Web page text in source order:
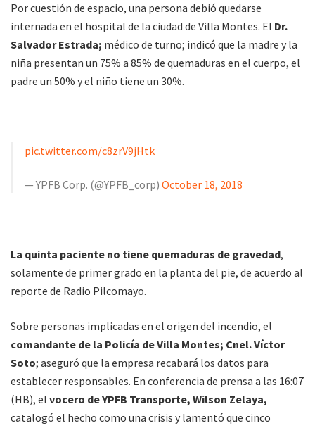
Por cuestión de espacio, una persona debió quedarse
internada en el hospital de la ciudad de Villa Montes. El Dr.
Salvador Estrada; médico de turno; indicó que la madre y la
niña presentan un 75% a 85% de quemaduras en el cuerpo, el
padre un 50% y el niño tiene un 30%.
pic.twitter.com/c8zrV9jHtk
— YPFB Corp. (@YPFB_corp) October 18, 2018
La quinta paciente no tiene quemaduras de gravedad,
solamente de primer grado en la planta del pie, de acuerdo al
reporte de Radio Pilcomayo.
Sobre personas implicadas en el origen del incendio, el
comandante de la Policía de Villa Montes; Cnel. Víctor
Soto; aseguró que la empresa recabará los datos para
establecer responsables. En conferencia de prensa a las 16:07
(HB), el vocero de YPFB Transporte, Wilson Zelaya,
catalogó el hecho como una crisis y lamentó que cinco